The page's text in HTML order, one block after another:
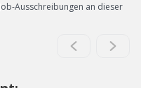
Ausschreibungen an dieser